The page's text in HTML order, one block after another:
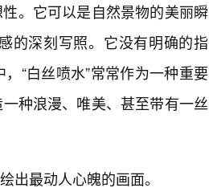
。它可以是自然景物的美丽瞬
的深刻写照。它没有明确的指
“白丝喷水”常常作为一种重要
种浪漫、唯美、甚至带有一丝
出最动人心魄的画面。